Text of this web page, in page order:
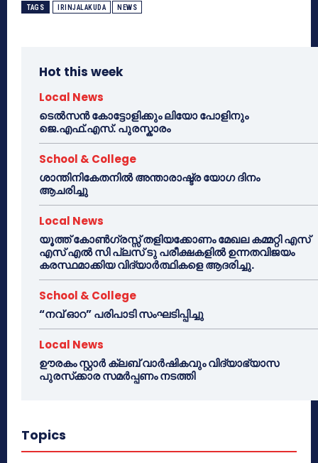
TAGS IRINJALAKUDA NEWS
Hot this week
Local News
ടെൽസൻ കോട്ടോളിക്കും ലിയോ പോളിനും
ജെ.എഫ്.എസ്. പുരസ്കാരം
School & College
ശാന്തിനികേതനിൽ അന്താരാഷ്ട്ര യോഗ ദിനം
ആചരിച്ചു
Local News
യൂത്ത് കോൺഗ്രസ്സ് തളിയക്കോണം മേഖല കമ്മറ്റി എസ്
എസ് എൽ സി പ്ലസ് ടു പരീക്ഷകളിൽ ഉന്നതവിജയം
കരസ്ഥമാക്കിയ വിദ്യാർത്ഥികളെ ആദരിച്ചു.
School & College
“നവ് ഓറ” പരിപാടി സംഘടിപ്പിച്ചു
Local News
ഊരകം സ്റ്റാർ ക്ലബ് വാർഷികവും വിദ്യാഭ്യാസ
പുരസ്‌ക്കാര സമർപ്പണം നടത്തി
Topics